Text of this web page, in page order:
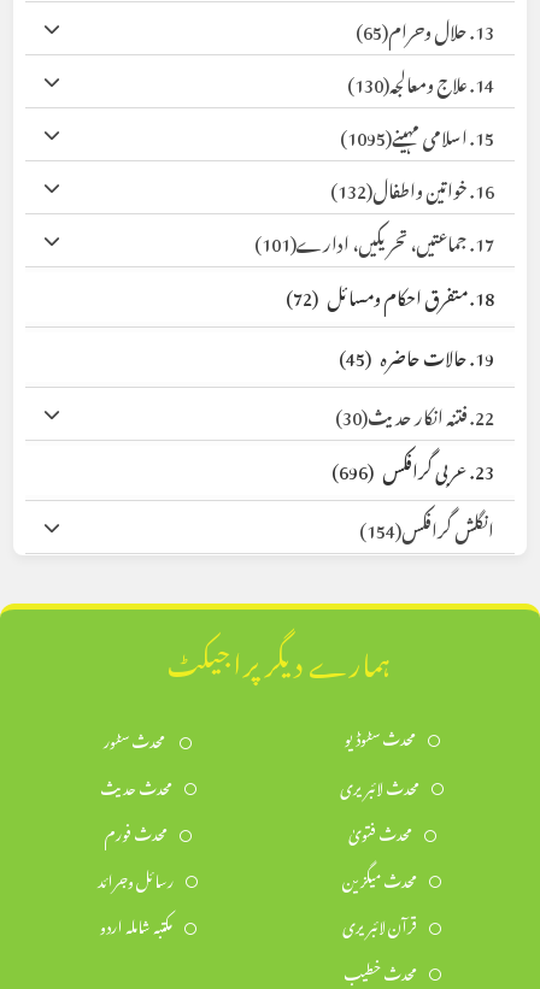
13. حلال وحرام
(65)
14. علاج ومعالجہ
(130)
15. اسلامی مہینے
(1095)
16. خواتین واطفال
(132)
17. جماعتیں، تحریکیں، ادارے
(101)
18. متفرق احکام ومسائل
(72)
19. حالات حاضرہ
(45)
22. فتنہ انکار حدیث
(30)
23. عربی گرافکس
(696)
انگلش گرافکس(154)
ہمارے دیگر پراجیکٹ
محدث سٹوڈیو
محدث سٹور
محدث لائبریری
محدث حدیث
محدث فتویٰ
محدث فورم
محدث میگزین
رسائل وجرائد
قرآن لائبریری
مکتبہ شاملہ اردو
محدث خطیب